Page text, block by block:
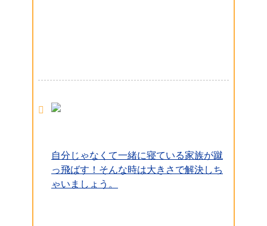
自分じゃなくて一緒に寝ている家族が蹴
っ飛ばす！そんな時は大きさで解決しち
ゃいましょう。